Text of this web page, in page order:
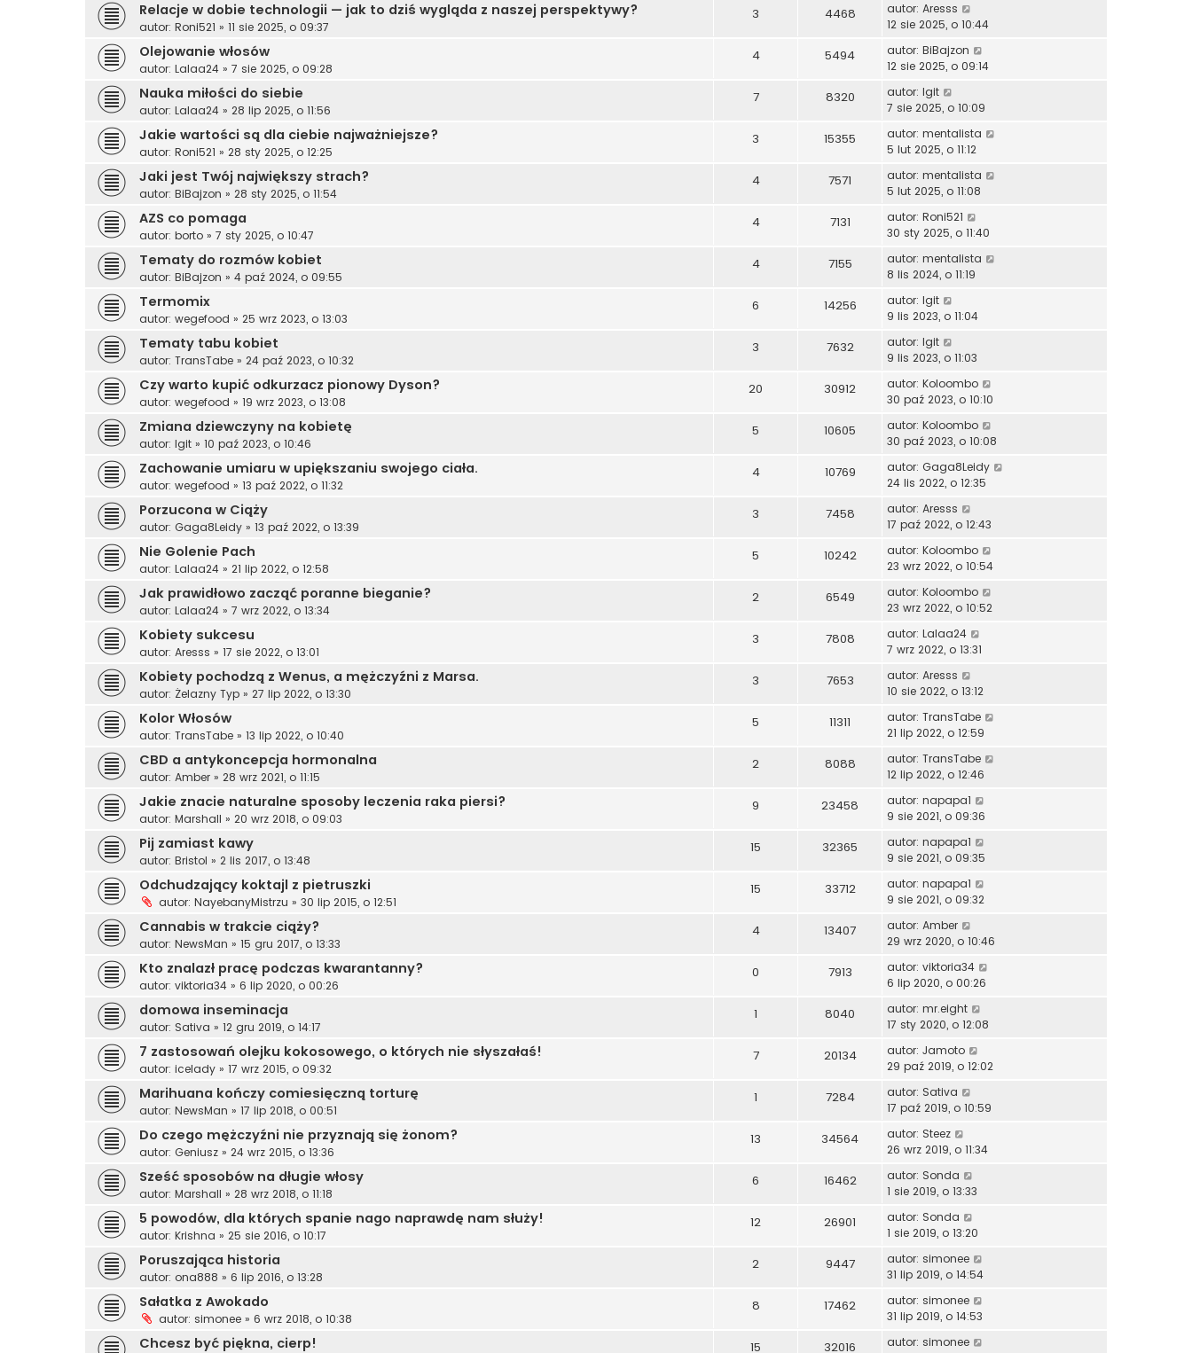
Relacje w dobie technologii — jak to dziś wygląda z naszej perspektywy?
autor: Roni521 » 11 sie 2025, o 09:37
3 4468 autor: Aresss
12 sie 2025, o 10:44
Olejowanie włosów
autor: Lalaa24 » 7 sie 2025, o 09:28
4 5494 autor: BiBajzon
12 sie 2025, o 09:14
Nauka miłości do siebie
autor: Lalaa24 » 28 lip 2025, o 11:56
7 8320 autor: Igit
7 sie 2025, o 10:09
Jakie wartości są dla ciebie najważniejsze?
autor: Roni521 » 28 sty 2025, o 12:25
3 15355 autor: mentalista
5 lut 2025, o 11:12
Jaki jest Twój największy strach?
autor: BiBajzon » 28 sty 2025, o 11:54
4 7571 autor: mentalista
5 lut 2025, o 11:08
AZS co pomaga
autor: borto » 7 sty 2025, o 10:47
4 7131 autor: Roni521
30 sty 2025, o 11:40
Tematy do rozmów kobiet
autor: BiBajzon » 4 paź 2024, o 09:55
4 7155 autor: mentalista
8 lis 2024, o 11:19
Termomix
autor: wegefood » 25 wrz 2023, o 13:03
6 14256 autor: Igit
9 lis 2023, o 11:04
Tematy tabu kobiet
autor: TransTabe » 24 paź 2023, o 10:32
3 7632 autor: Igit
9 lis 2023, o 11:03
Czy warto kupić odkurzacz pionowy Dyson?
autor: wegefood » 19 wrz 2023, o 13:08
20 30912 autor: Koloombo
30 paź 2023, o 10:10
Zmiana dziewczyny na kobietę
autor: Igit » 10 paź 2023, o 10:46
5 10605 autor: Koloombo
30 paź 2023, o 10:08
Zachowanie umiaru w upiększaniu swojego ciała.
autor: wegefood » 13 paź 2022, o 11:32
4 10769 autor: Gaga8Leidy
24 lis 2022, o 12:35
Porzucona w Ciąży
autor: Gaga8Leidy » 13 paź 2022, o 13:39
3 7458 autor: Aresss
17 paź 2022, o 12:43
Nie Golenie Pach
autor: Lalaa24 » 21 lip 2022, o 12:58
5 10242 autor: Koloombo
23 wrz 2022, o 10:54
Jak prawidłowo zacząć poranne bieganie?
autor: Lalaa24 » 7 wrz 2022, o 13:34
2 6549 autor: Koloombo
23 wrz 2022, o 10:52
Kobiety sukcesu
autor: Aresss » 17 sie 2022, o 13:01
3 7808 autor: Lalaa24
7 wrz 2022, o 13:31
Kobiety pochodzą z Wenus, a mężczyźni z Marsa.
autor: Żelazny Typ » 27 lip 2022, o 13:30
3 7653 autor: Aresss
10 sie 2022, o 13:12
Kolor Włosów
autor: TransTabe » 13 lip 2022, o 10:40
5 11311 autor: TransTabe
21 lip 2022, o 12:59
CBD a antykoncepcja hormonalna
autor: Amber » 28 wrz 2021, o 11:15
2 8088 autor: TransTabe
12 lip 2022, o 12:46
Jakie znacie naturalne sposoby leczenia raka piersi?
autor: Marshall » 20 wrz 2018, o 09:03
9 23458 autor: napapa1
9 sie 2021, o 09:36
Pij zamiast kawy
autor: Bristol » 2 lis 2017, o 13:48
15 32365 autor: napapa1
9 sie 2021, o 09:35
Odchudzający koktajl z pietruszki
autor: NayebanyMistrzu » 30 lip 2015, o 12:51
15 33712 autor: napapa1
9 sie 2021, o 09:32
Cannabis w trakcie ciąży?
autor: NewsMan » 15 gru 2017, o 13:33
4 13407 autor: Amber
29 wrz 2020, o 10:46
Kto znalazł pracę podczas kwarantanny?
autor: viktoria34 » 6 lip 2020, o 00:26
0 7913 autor: viktoria34
6 lip 2020, o 00:26
domowa inseminacja
autor: Sativa » 12 gru 2019, o 14:17
1 8040 autor: mr.eight
17 sty 2020, o 12:08
7 zastosowań olejku kokosowego, o których nie słyszałaś!
autor: icelady » 17 wrz 2015, o 09:32
7 20134 autor: Jamoto
29 paź 2019, o 12:02
Marihuana kończy comiesięczną torturę
autor: NewsMan » 17 lip 2018, o 00:51
1 7284 autor: Sativa
17 paź 2019, o 10:59
Do czego mężczyźni nie przyznają się żonom?
autor: Geniusz » 24 wrz 2015, o 13:36
13 34564 autor: Steez
26 wrz 2019, o 11:34
Sześć sposobów na długie włosy
autor: Marshall » 28 wrz 2018, o 11:18
6 16462 autor: Sonda
1 sie 2019, o 13:33
5 powodów, dla których spanie nago naprawdę nam służy!
autor: Krishna » 25 sie 2016, o 10:17
12 26901 autor: Sonda
1 sie 2019, o 13:20
Poruszająca historia
autor: ona888 » 6 lip 2016, o 13:28
2 9447 autor: simonee
31 lip 2019, o 14:54
Sałatka z Awokado
autor: simonee » 6 wrz 2018, o 10:38
8 17462 autor: simonee
31 lip 2019, o 14:53
Chcesz być piękna, cierp! 15 32016 autor: simonee